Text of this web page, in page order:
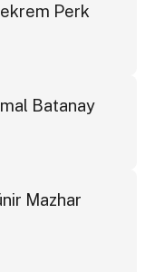
Perk
Batanay
Mazhar